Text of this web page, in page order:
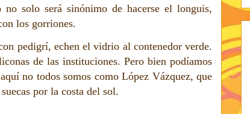
no solo será sinónimo de hacerse el longuis,
los gorriones.
pedigrí, echen el vidrio al contenedor verde.
de las instituciones. Pero bien podíamos
no todos somos como López Vázquez, que
por la costa del sol.